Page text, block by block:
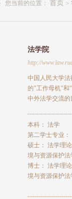
您当前的位置： 首页 >
法学院
http://
中国人民大学
的"工作母机"和
中外法学交流的
本科： 法学
第二学士专业：
硕士： 法学理论
境与资源保护法
博士： 法学理论
境与资源保护法